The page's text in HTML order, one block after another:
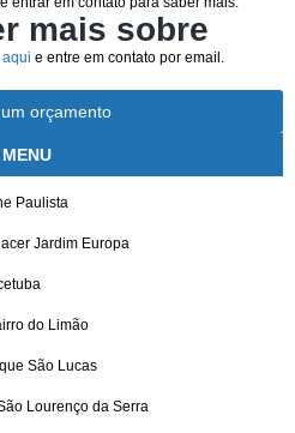
mais sobre
e entre em contato por email.
orçamento
MENU
Paulista
Jardim Europa
do Limão
São Lucas
Lourenço da Serra